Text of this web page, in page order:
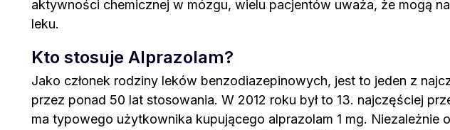
aktywności chemicznej w mózgu, wielu pacjentów uważa, że mogą
leku.
Kto stosuje Alprazolam?
Jako członek rodziny leków benzodiazepinowych, jest to jeden z
przez ponad 50 lat stosowania. W 2012 roku był to 13. najczęściej
ma typowego użytkownika kupującego alprazolam 1 mg.